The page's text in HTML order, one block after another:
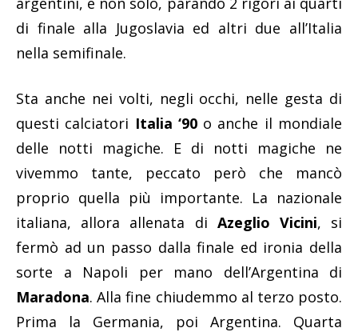
di finale alla Jugoslavia ed altri due all’Italia
nella semifinale.
Sta anche nei volti, negli occhi, nelle gesta di
questi calciatori Italia ‘90o anche il mondiale
delle notti magiche. E di notti magiche ne
vivemmo tante, peccato però che mancò
proprio quella più importante. La nazionale
italiana, allora allenata di Azeglio Vicini, si
fermò ad un passo dalla finale ed ironia della
sorte a Napoli per mano dell’Argentina di
Maradona. Alla fine chiudemmo al terzo posto.
Prima la Germania, poi Argentina. Quarta